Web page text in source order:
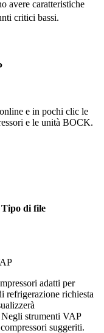
avere caratteristiche
critici bassi.
e in pochi clic le
e le unità BOCK.
Tipo di file
adatti per
refrigerazione richiesta
strumenti VAP
suggeriti.